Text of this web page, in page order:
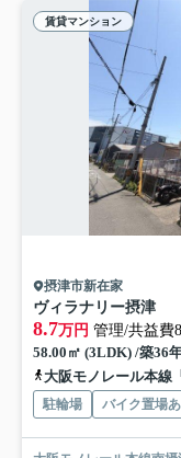
賃貸マンション
摂津市新在家
ヴィラナリー摂津
8.7万円 管理/共益費
58.00㎡ (3LDK) /築36
大阪モノレール本線
駐輪場 バイク置場